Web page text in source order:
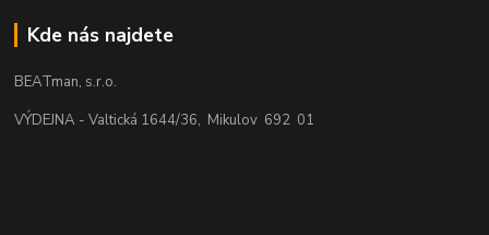
Kde nás najdete
BEATman, s.r.o.
VÝDEJNA - Valtická 1644/36, Mikulov 692 01